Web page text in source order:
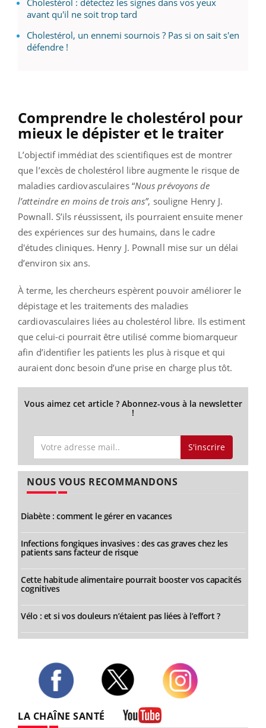
avant qu'il ne soit trop tard
Cholestérol, un ennemi sournois ? Pas si on sait s'en
défendre !
Comprendre le cholestérol pour
mieux le dépister et le traiter
L’objectif immédiat des scientifiques est de montrer
que l’excès de cholestérol libre augmente le risque de
maladies cardiovasculaires “Nous prévoyons de
l’atteindre en moins de trois ans”, souligne Henry J.
Pownall. S’ils réussissent, ils pourraient ensuite mener
des expériences sur des humains, dans le cadre
d'études cliniques. Henry J. Pownall mise sur un délai
d’environ six ans.
À terme, les chercheurs espèrent pouvoir améliorer le
dépistage et les traitements des maladies
cardiovasculaires liées au cholestérol libre. Ils estiment
que celui-ci pourrait être utilisé comme biomarqueur
afin d’identifier les patients les plus à risque et qui
auraient donc besoin d’une prise en charge plus tôt.
Vous aimez cet article ? Abonnez-vous à la newsletter
!
S'inscrire
NOUS VOUS RECOMMANDONS
Diabète : comment le gérer en vacances
Infections fongiques invasives : des cas graves chez les
patients sans facteur de risque
Cette habitude alimentaire pourrait booster vos capacités
cognitives
Vélo : et si vos douleurs n’étaient pas liées à l’effort ?
LA CHAÎNE SANTÉ